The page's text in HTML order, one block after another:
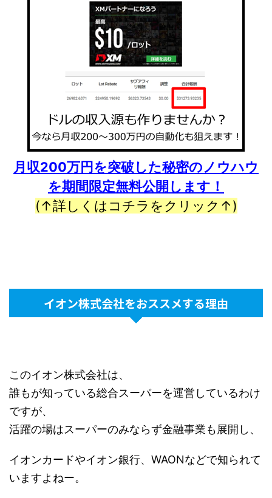
月収200万円を突破した秘密のノウハウ
を期間限定無料公開します！
(↑詳しくはコチラをクリック↑)
イオン株式会社をおススメする理由
このイオン株式会社は、
誰もが知っている総合スーパーを運営しているわけ
ですが、
活躍の場はスーパーのみならず金融事業も展開し、
イオンカードやイオン銀行、WAONなどで知られて
いますよねー。